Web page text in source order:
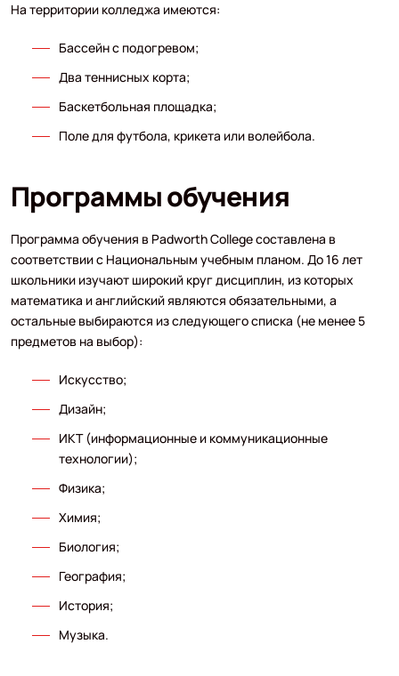
На территории колледжа имеются:
Бассейн с подогревом;
Два теннисных корта;
Баскетбольная площадка;
Поле для футбола, крикета или волейбола.
Программы обучения
Программа обучения в Padworth College составлена в
соответствии с Национальным учебным планом. До 16 лет
школьники изучают широкий круг дисциплин, из которых
математика и английский являются обязательными, а
остальные выбираются из следующего списка (не менее 5
предметов на выбор):
Искусство;
Дизайн;
ИКТ (информационные и коммуникационные
технологии);
Физика;
Химия;
Биология;
География;
История;
Музыка.